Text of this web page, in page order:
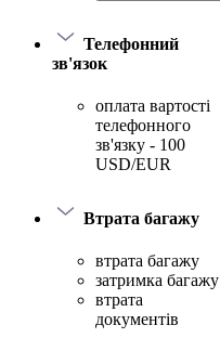
Телефонний
зв'язок
оплата вартості
телефонного
зв'язку - 100
USD/EUR
Втрата багажу
втрата багажу
затримка багажу
втрата
документів